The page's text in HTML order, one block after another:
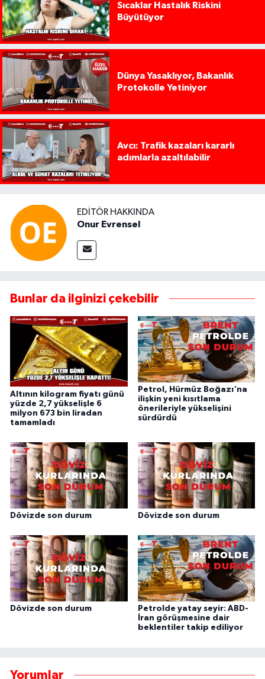
Sıcaklar Hastalık Riskini
Büyütüyor
Dünya Yasaklıyor, Bakanlık
Protokolle Yetiniyor
Avcı: Trafik kazaları kararlı
adımlarla azaltılabilir
EDITÖR HAKKINDA
Onur Evrensel
Bunlar da ilginizi çekebilir
Altının kilogram fiyatı günü
yüzde 2,7 yükselişle 6
milyon 673 bin liradan
tamamladı
Petrol, Hürmüz Boğazı'na
ilişkin yeni kısıtlama
önerileriyle yükselişini
sürdürdü
Dövizde son durum Dövizde son durum
Dövizde son durum
Petrolde yatay seyir: ABD-
İran görüşmesine dair
beklentiler takip ediliyor
Yorumlar